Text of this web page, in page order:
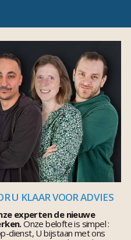
U KLAAR VOOR ADVIES
experten de nieuwe
Onze belofte is simpel :
dienst, U bijstaan met ons